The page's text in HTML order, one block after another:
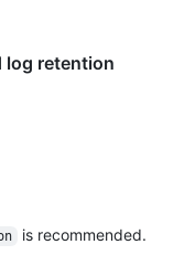
log retention
is recommended.